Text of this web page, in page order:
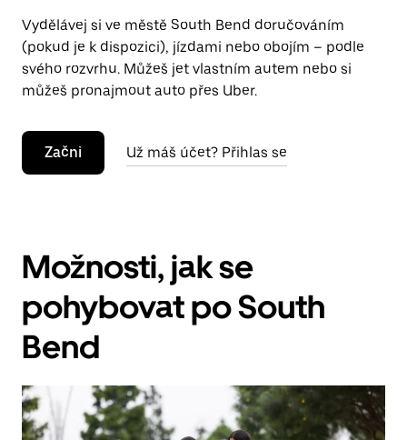
Vydělávej si ve městě South Bend doručováním
(pokud je k dispozici), jízdami nebo obojím – podle
svého rozvrhu. Můžeš jet vlastním autem nebo si
můžeš pronajmout auto přes Uber.
Začni Už máš účet? Přihlas se
Možnosti, jak se
pohybovat po South
Bend